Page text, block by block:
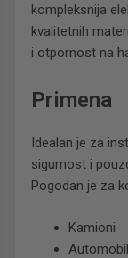
kompleksnija
kvalitetnih
i otpornost na
Primena
Idealan je za
sigurnost i
Pogodan je za
Kamioni